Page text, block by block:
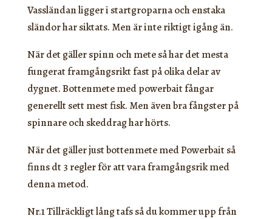
Vassländan ligger i startgroparna och enstaka
sländor har siktats. Men är inte riktigt igång än.
När det gäller spinn och mete så har det mesta
fungerat framgångsrikt fast på olika delar av
dygnet. Bottenmete med powerbait fångar
generellt sett mest fisk. Men även bra fångster på
spinnare och skeddrag har hörts.
När det gäller just bottenmete med Powerbait så
finns dt 3 regler för att vara framgångsrik med
denna metod.
Nr.1 Tillräckligt lång tafs så du kommer upp från